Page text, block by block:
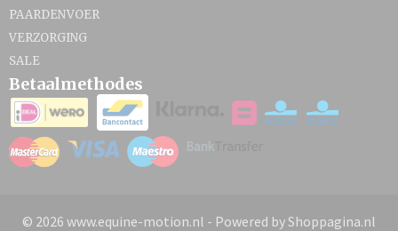
PAARDENVOER
VERZORGING
SALE
Betaalmethodes
© 2026 www.equine-motion.nl - Powered by Shoppagina.nl